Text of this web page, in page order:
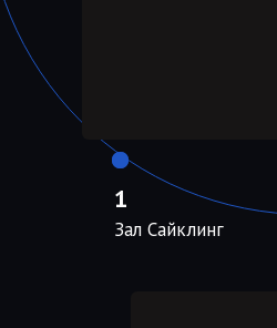
Зал Сайклинг
1